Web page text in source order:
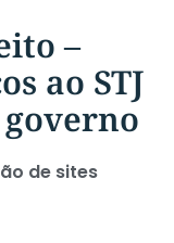
–
ao STJ
de sites